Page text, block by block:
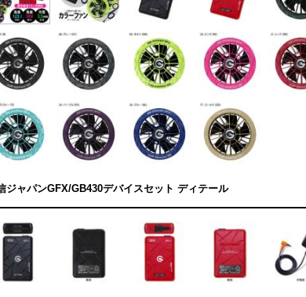
ジャパンGFX/GB430デバイスセット ディテール